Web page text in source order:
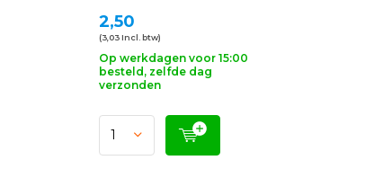
2,50
(3,03 Incl. btw)
Op werkdagen voor 15:00
besteld, zelfde dag
verzonden